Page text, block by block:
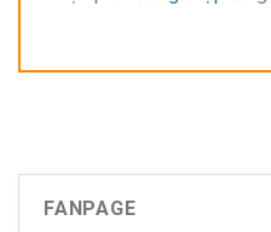
FANPAGE